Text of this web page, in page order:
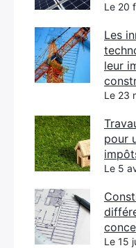
Le 20
Les
leur
Le 23
pour
Le 5
Le 15